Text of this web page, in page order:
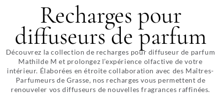
Recharges pour
diffuseurs de parfum
Découvrez la collection de recharges pour diffuseur de parfum
Mathilde M et prolongez l’expérience olfactive de votre
intérieur. Élaborées en étroite collaboration avec des Maîtres-
Parfumeurs de Grasse, nos recharges vous permettent de
renouveler vos diffuseurs de nouvelles fragrances raffinées.